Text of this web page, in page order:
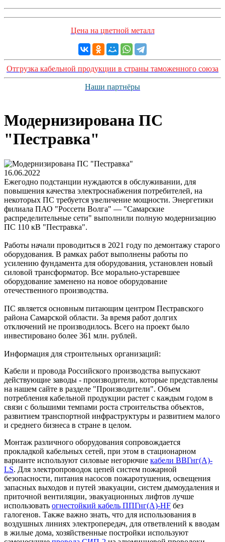
Цена на цветной металл
Отгрузка кабельной продукции в страны таможенного союза
Наши партнёры
Модернизирована ПС
"Пестравка"
16.06.2022
Ежегодно подстанции нуждаются в обслуживании, для
повышения качества электроснабжения потребителей, на
некоторых ПС требуется увеличение мощности. Энергетики
филиала ПАО "Россети Волга" — "Самарские
распределительные сети" выполнили полную модернизацию
ПС 110 кВ "Пестравка".
Работы начали проводиться в 2021 году по демонтажу старого
оборудования. В рамках работ выполнены работы по
усилению фундамента для оборудования, установлен новый
силовой трансформатор. Все морально-устаревшее
оборудование заменено на новое оборудование
отечественного производства.
ПС является основным питающим центром Пестравского
района Самарской области. За время работ долгих
отключений не производилось. Всего на проект было
инвестировано более 361 млн. рублей.
Информация для строительных организаций:
Кабели и провода Российского производства выпускают
действующие заводы - производители, которые представлены
на нашем сайте в разделе "Производители". Объем
потребления кабельной продукции растет с каждым годом в
связи с большими темпами роста строительства объектов,
развитием транспортной инфраструктуры и развитием малого
и среднего бизнеса в стране в целом.
Монтаж различного оборудования сопровождается
прокладкой кабельных сетей, при этом в стационарном
варианте используют силовые негорючие кабели ВВГнг(А)-
LS. Для электропроводок цепей систем пожарной
безопасности, питания насосов пожаротушения, освещения
запасных выходов и путей эвакуации, систем дымоудаления и
приточной вентиляции, эвакуационных лифтов лучше
использовать огнестойкий кабель ППГнг(А)-HF без
галогенов. Также важно знать, что для использования в
воздушных линиях электропередач, для ответвлений к вводам
в жилые дома, хозяйственные постройки используют